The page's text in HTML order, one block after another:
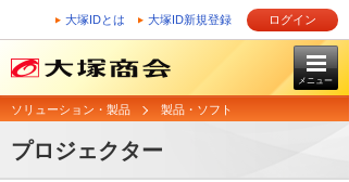
大塚IDとは 大塚ID新規登録 ログイン
メニュー
ソリューション・製品 製品・ソフト
プロジェクター